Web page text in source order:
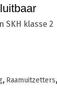
SKH klasse 2
, Raamuitzetters